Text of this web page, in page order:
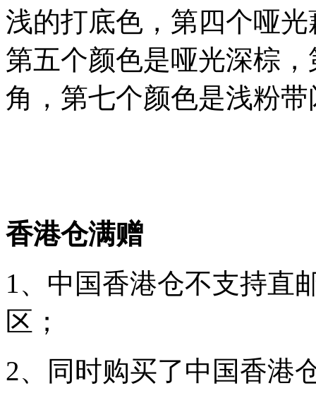
浅的打底色，第四个哑
第五个颜色是哑光深棕
角，第七个颜色是浅粉
香港仓满赠
1、中国香港仓不支持直
区；
2、同时购买了中国香港